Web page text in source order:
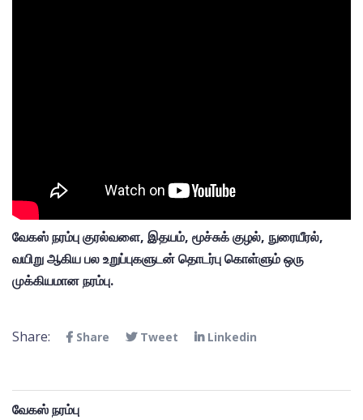
வேகஸ் நரம்பு குரல்வளை, இதயம், மூச்சுக் குழல், நுரையீரல்,
வயிறு ஆகிய பல உறுப்புகளுடன் தொடர்பு கொள்ளும் ஒரு
முக்கியமான நரம்பு.
Share: Share Tweet Linkedin
வேகஸ் நரம்பு